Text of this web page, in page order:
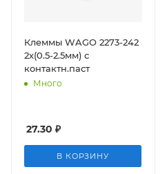
Клеммы WAGO 2273-242
2х(0.5-2.5мм) с
контактн.паст
Много
27.30 ₽
В КОРЗИНУ